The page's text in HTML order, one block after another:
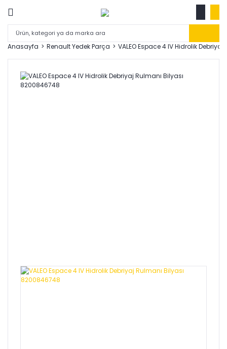
Anasayfa Renault Yedek Parça VALEO Espace 4 IV Hidrolik